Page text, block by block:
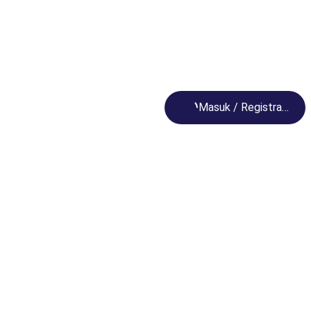
Loading...
Masuk / Registrasi